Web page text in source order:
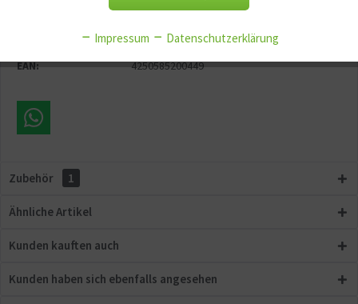
Fragen zum Artikel?
GG10469.1
EAN:
4250585200449
Zubehör 1
Ähnliche Artikel
Kunden kauften auch
Kunden haben sich ebenfalls angesehen
Impressum Datenschutzerklärung